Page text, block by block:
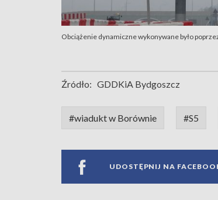
Obciążenie dynamiczne wykonywane było
Źródło: GDDKiA Bydgoszcz
#wiadukt w Borównie #S5
UDOSTĘPNIJ NA